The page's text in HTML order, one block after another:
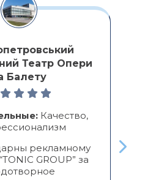
Театр Опери
Балету
Качество,
рекламному
GROUP” за